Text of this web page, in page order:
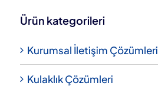
Ürün kategorileri
Kurumsal İletişim Çözümleri
Kulaklık Çözümleri